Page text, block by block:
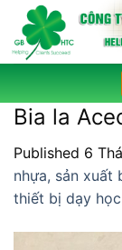
Skip
content
Bia la
Published 6
nhựa, sản xuất
thiết bị dạy học